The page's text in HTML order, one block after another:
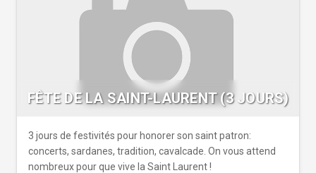
FÊTE DE LA SAINT-LAURENT (3 JOURS)
3 jours de festivités pour honorer son saint patron:
concerts, sardanes, tradition, cavalcade. On vous attend
nombreux pour que vive la Saint Laurent !